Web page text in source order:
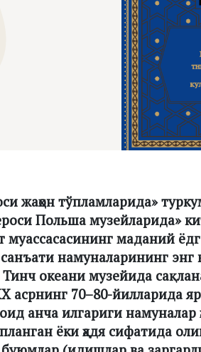
жаҳон тўпламларида»
Польша музейларида»
маданий
намуналарининг энг
океани музейида
асрнинг 70–80-йилларида
анча илгариги намуналар
ёки ҳадя сифатида